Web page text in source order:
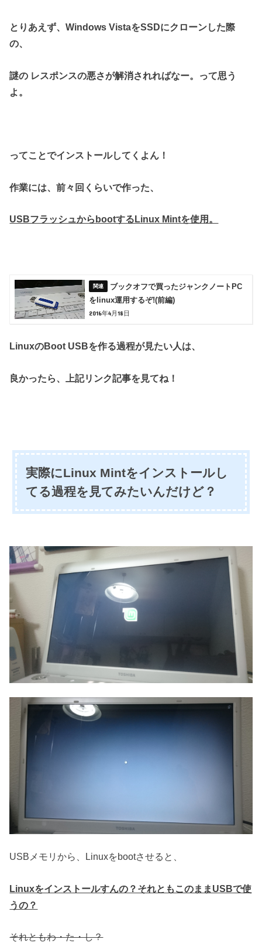
とりあえず、Windows VistaをSSDにクローンした際
の、
謎の レスポンスの悪さが解消されればなー。って思う
よ。
ってことでインストールしてくよん！
作業には、前々回くらいで作った、
USBフラッシュからbootするLinux Mintを使用。
ブックオフで買ったジャンクノートPC
をlinux運用するぞ!(前編)
2016年4月18日
LinuxのBoot USBを作る過程が見たい人は、
良かったら、上記リンク記事を見てね！
実際にLinux Mintをインストールし
てる過程を見てみたいんだけど？
USBメモリから、Linuxをbootさせると、
Linuxをインストールすんの？それともこのままUSBで使
うの？
それともわ・た・し？